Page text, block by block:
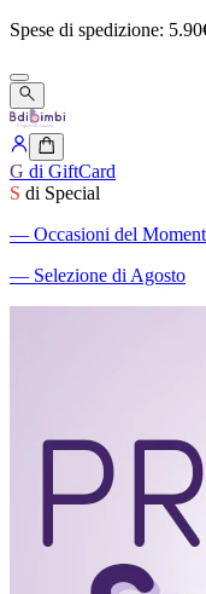
Spese di spedizione:
G di GiftCard
S di Special
― Occasioni del
― Selezione di Agosto